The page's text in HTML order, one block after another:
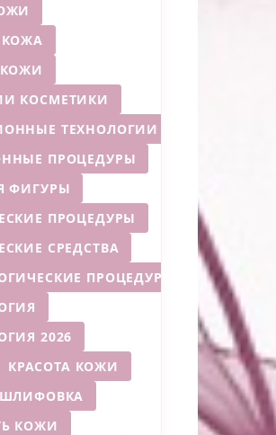
КОСМЕТИКИ
ТЕХНОЛОГИИ
ПРОЦЕДУРЫ
ФИГУРЫ
ПРОЦЕДУРЫ
СРЕДСТВА
ПРОЦЕДУРЫ
2026
КРАСОТА КОЖИ
КОЖИ